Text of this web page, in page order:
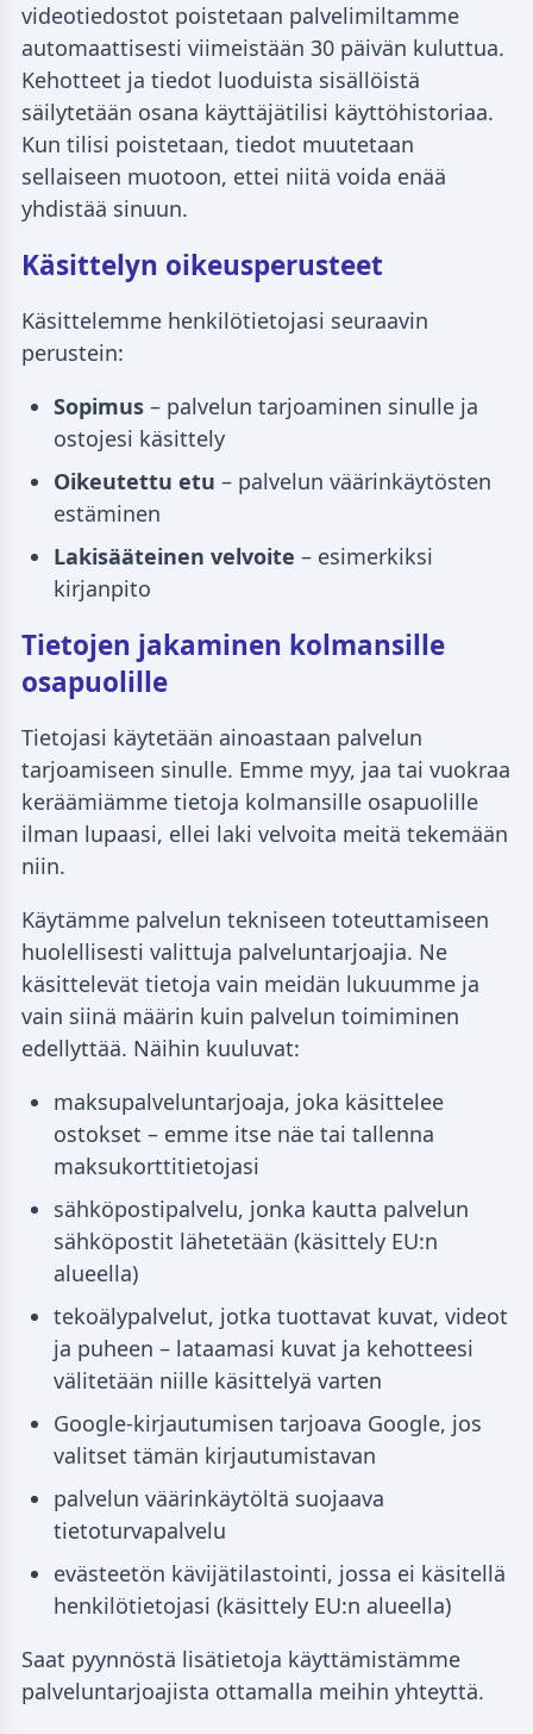
videotiedostot poistetaan palvelimiltamme
automaattisesti viimeistään 30 päivän kuluttua.
Kehotteet ja tiedot luoduista sisällöistä
säilytetään osana käyttäjätilisi käyttöhistoriaa.
Kun tilisi poistetaan, tiedot muutetaan
sellaiseen muotoon, ettei niitä voida enää
yhdistää sinuun.
Käsittelyn oikeusperusteet
Käsittelemme henkilötietojasi seuraavin
perustein:
Sopimus – palvelun tarjoaminen sinulle ja
ostojesi käsittely
Oikeutettu etu – palvelun väärinkäytösten
estäminen
Lakisääteinen velvoite – esimerkiksi
kirjanpito
Tietojen jakaminen kolmansille
osapuolille
Tietojasi käytetään ainoastaan palvelun
tarjoamiseen sinulle. Emme myy, jaa tai vuokraa
keräämiämme tietoja kolmansille osapuolille
ilman lupaasi, ellei laki velvoita meitä tekemään
niin.
Käytämme palvelun tekniseen toteuttamiseen
huolellisesti valittuja palveluntarjoajia. Ne
käsittelevät tietoja vain meidän lukuumme ja
vain siinä määrin kuin palvelun toimiminen
edellyttää. Näihin kuuluvat:
maksupalveluntarjoaja, joka käsittelee
ostokset – emme itse näe tai tallenna
maksukorttitietojasi
sähköpostipalvelu, jonka kautta palvelun
sähköpostit lähetetään (käsittely EU:n
alueella)
tekoälypalvelut, jotka tuottavat kuvat, videot
ja puheen – lataamasi kuvat ja kehotteesi
välitetään niille käsittelyä varten
Google-kirjautumisen tarjoava Google, jos
valitset tämän kirjautumistavan
palvelun väärinkäytöltä suojaava
tietoturvapalvelu
evästeetön kävijätilastointi, jossa ei käsitellä
henkilötietojasi (käsittely EU:n alueella)
Saat pyynnöstä lisätietoja käyttämistämme
palveluntarjoajista ottamalla meihin yhteyttä.